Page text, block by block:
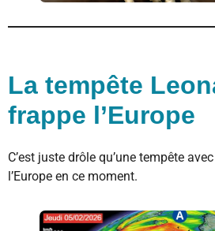
La tempête
frappe l’Europe
C’est juste drôle qu’une tempête
l’Europe en ce moment.